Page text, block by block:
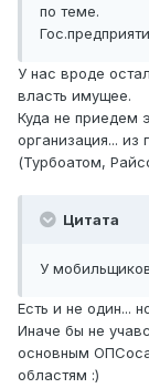
по теме.
У нас вроде
власть имущее.
Куда не приедем
организация... из
(Турбоатом,
Цитата
У
Есть и не один...
Иначе бы не
основным
областям :)